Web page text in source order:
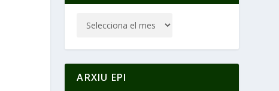
ARXIU EPI